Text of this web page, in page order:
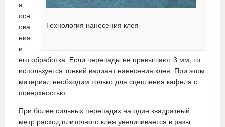
Технология нанесения клея
а
осн
ова
ния
и
его обработка. Если перепады не превышают 3 мм, то
используется тонкий вариант нанесения клея. При этом
материал необходим только для сцепления кафеля с
поверхностью.
При более сильных перепадах на один квадратный
метр расход плиточного клея увеличивается в разы.